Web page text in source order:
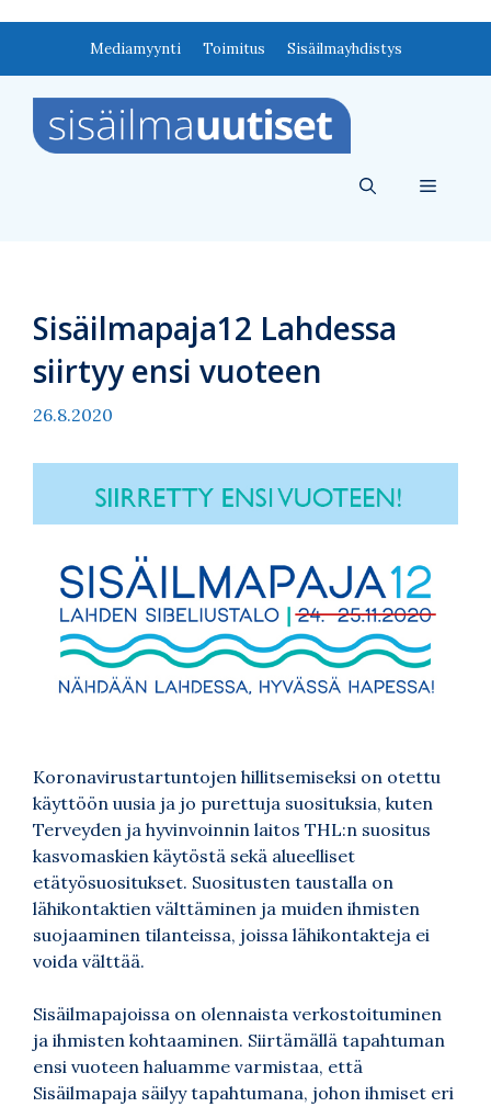
Mediamyynti Toimitus Sisäilmayhdistys
Valikko
Sisäilmapaja12 Lahdessa
siirtyy ensi vuoteen
26.8.2020
Koronavirustartuntojen hillitsemiseksi on otettu
käyttöön uusia ja jo purettuja suosituksia, kuten
Terveyden ja hyvinvoinnin laitos THL:n suositus
kasvomaskien käytöstä sekä alueelliset
etätyösuositukset. Suositusten taustalla on
lähikontaktien välttäminen ja muiden ihmisten
suojaaminen tilanteissa, joissa lähikontakteja ei
voida välttää.
Sisäilmapajoissa on olennaista verkostoituminen
ja ihmisten kohtaaminen. Siirtämällä tapahtuman
ensi vuoteen haluamme varmistaa, että
Sisäilmapaja säilyy tapahtumana, johon ihmiset eri